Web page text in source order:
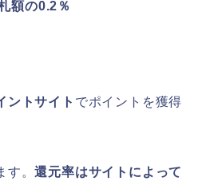
0.2％
ントサイト でポイントを獲得
す。還元率はサイトによって